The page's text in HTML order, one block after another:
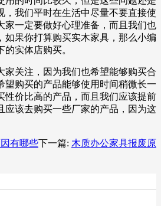
，我们平时在生活中尽量不要直接使
家一定要做好心理准备，而且我们也
如果你打算购买实木家具，那么小编
实体店购买。
家关注，因为我们也希望能够购买合
望购买的产品能够使用时间稍微长一
性价比高的产品，而且我们应该提前
应该去购买一些厂家的产品，因为这
有哪些下一篇: 木质办公家具报废原